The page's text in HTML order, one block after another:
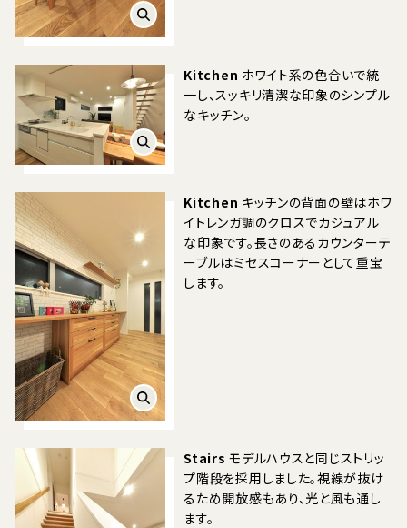
Kitchen ホワイト系の色合いで統
一し、スッキリ清潔な印象のシンプル
なキッチン。
Kitchen キッチンの背面の壁はホワ
イトレンガ調のクロスでカジュアル
な印象です。長さのあるカウンターテ
ーブルはミセスコーナーとして重宝
します。
Stairs モデルハウスと同じストリッ
プ階段を採用しました。視線が抜け
るため開放感もあり、光と風も通し
ます。